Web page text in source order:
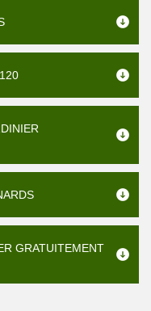
GRATUITEMENT